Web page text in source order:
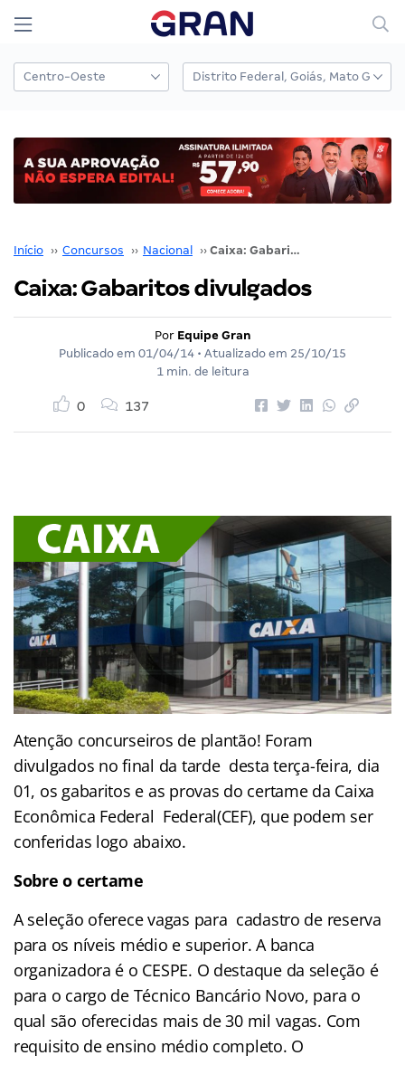
Início ›› Concursos ›› Nacional ›› Caixa: Gabaritos divulgados
Caixa: Gabaritos divulgados
Por Equipe Gran
Publicado em 01/04/14 • Atualizado em 25/10/15
1 min. de leitura
0 137
Atenção concurseiros de plantão! Foram
divulgados no final da tarde desta terça-feira, dia
01, os gabaritos e as provas do certame da Caixa
Econômica Federal Federal(CEF), que podem ser
conferidas logo abaixo.
Sobre o certame
A seleção oferece vagas para cadastro de reserva
para os níveis médio e superior. A banca
organizadora é o CESPE. O destaque da seleção é
para o cargo de Técnico Bancário Novo, para o
qual são oferecidas mais de 30 mil vagas. Com
requisito de ensino médio completo. O